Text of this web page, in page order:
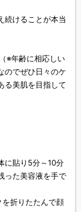
続けることが本当
※年齢に相応しい
のでぜひ日々のケ
る美肌を目指して
に貼り5分～10分
った美容液を手で
折りたたんで顔